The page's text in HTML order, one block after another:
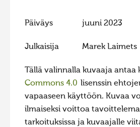
Hiite kuvavõistlus 2014
Hiite kuvavõistlus 2013
Hiite kuvavõistlus 2011
Hiite kuvavõistlus 2010
Hiite kuvavõistlus 2009
Päiväys juuni 2023
Julkaisija Marek Laimets
Tällä valinnalla kuvaaja antaa
Commons 4.0 lisenssin
vapaaseen käyttöön. Kuvaa
ilmaiseksi voittoa
tarkoituksissa ja kuvaajalle